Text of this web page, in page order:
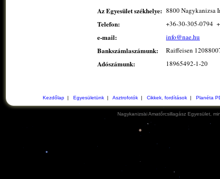
Az Egyesület székhelye: 8800 Nagykanizsa
Telefon: +36-30-305-0794
e-mail: info@nae.hu
Bankszámlaszámunk: Raiffeisen
Adószámunk: 18965492-1-20
Kezdőlap| Egyesületünk| Asztrofotók| Cikkek, fordítások| Planéta
Nagykanizsai Amatőrcsillagász Egyesület,